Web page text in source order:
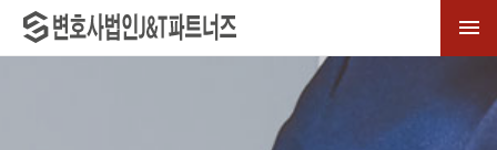
